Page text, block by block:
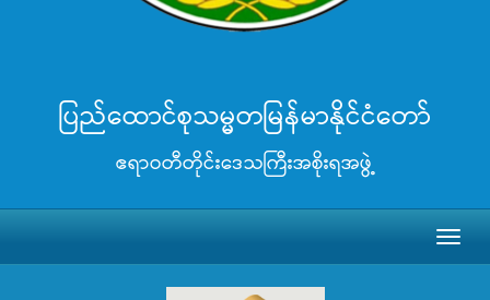
ပြည်ထောင်စုသမ္မတမြန်မာနိုင်ငံတော်
ဧရာဝတီတိုင်းဒေသကြီးအစိုးရအဖွဲ့